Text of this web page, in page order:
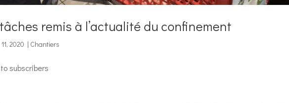
remis à l’actualité du confinement
2020 | Chantiers
subscribers